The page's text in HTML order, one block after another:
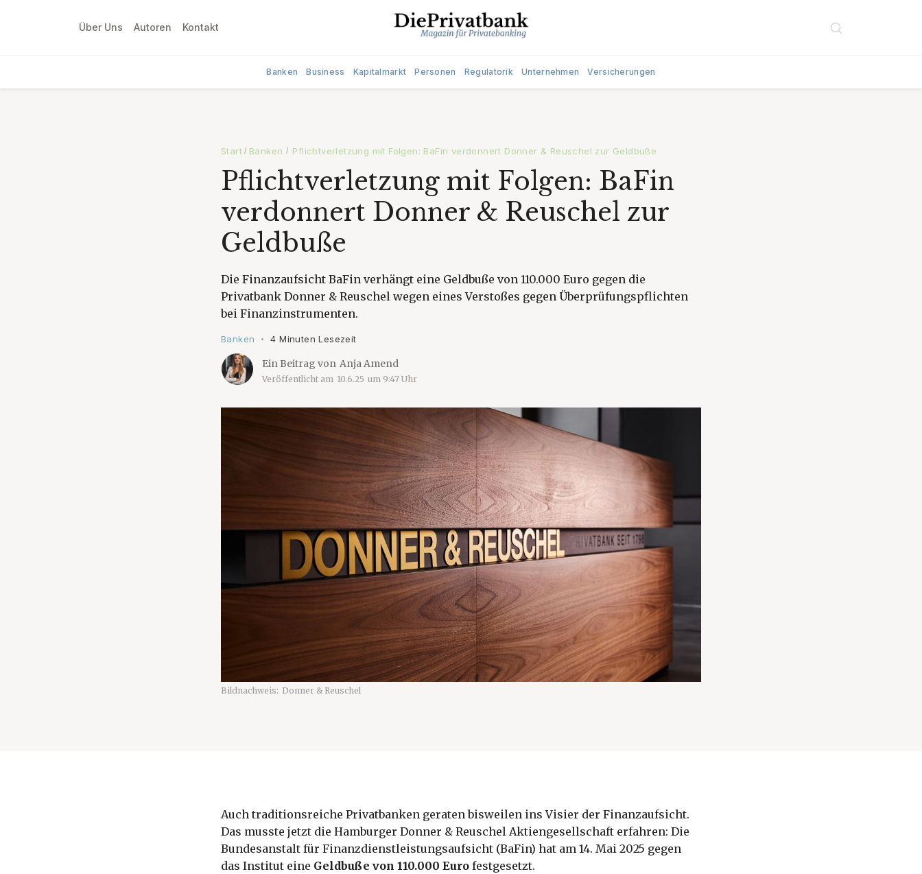
Über Uns Autoren Kontakt
Banken Business Kapitalmarkt Personen Regulatorik Unternehmen Versicherungen
Start / Banken / Pflichtverletzung mit Folgen: BaFin verdonnert Donner & Reuschel zur Geldbuße
Pflichtverletzung mit Folgen: BaFin
verdonnert Donner & Reuschel zur
Geldbuße
Die Finanzaufsicht BaFin verhängt eine Geldbuße von 110.000 Euro gegen die
Privatbank Donner & Reuschel wegen eines Verstoßes gegen Überprüfungspflichten
bei Finanzinstrumenten.
Banken • 4 Minuten Lesezeit
Ein Beitrag von Anja Amend
Veröffentlicht am 10.6.25 um 9:47 Uhr
Bildnachweis: Donner & Reuschel
Auch traditionsreiche Privatbanken geraten bisweilen ins Visier der Finanzaufsicht.
Das musste jetzt die Hamburger Donner & Reuschel Aktiengesellschaft erfahren: Die
Bundesanstalt für Finanzdienstleistungsaufsicht (BaFin) hat am 14. Mai 2025 gegen
das Institut eine Geldbuße von 110.000 Euro festgesetzt.